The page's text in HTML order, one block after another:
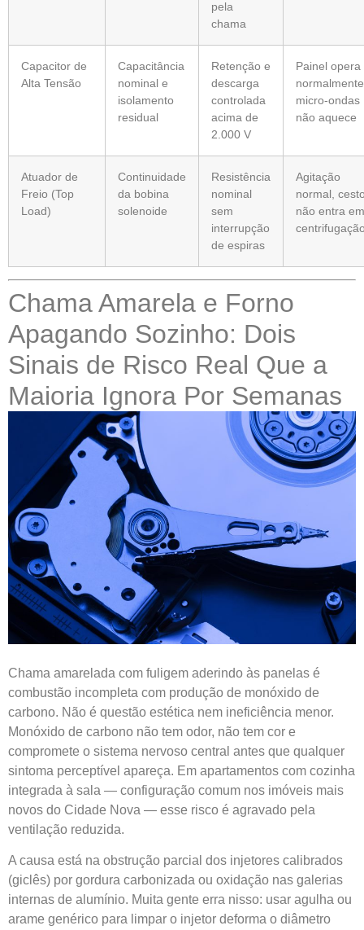
pela
chama
Capacitor de
Alta Tensão
Capacitância
nominal e
isolamento
residual
Retenção e
descarga
controlada
acima de
2.000 V
Painel opera
micro-ondas
não aquece
Atuador de
Freio (Top
Load)
Continuidade
da bobina
solenoide
Resistência
nominal
sem
interrupção
de espiras
Agitação
normal,
não entra em
Chama Amarela e Forno
Apagando Sozinho: Dois
Sinais de Risco Real Que a
Maioria Ignora Por Semanas
Chama amarelada com fuligem aderindo às panelas é
combustão incompleta com produção de monóxido de
carbono. Não é questão estética nem ineficiência menor.
Monóxido de carbono não tem odor, não tem cor e
compromete o sistema nervoso central antes que qualquer
sintoma perceptível apareça. Em apartamentos com cozinha
integrada à sala — configuração comum nos imóveis mais
novos do Cidade Nova — esse risco é agravado pela
ventilação reduzida.
A causa está na obstrução parcial dos injetores calibrados
(giclês) por gordura carbonizada ou oxidação nas galerias
internas de alumínio. Muita gente erra nisso: usar agulha ou
arame genérico para limpar o injetor deforma o diâmetro